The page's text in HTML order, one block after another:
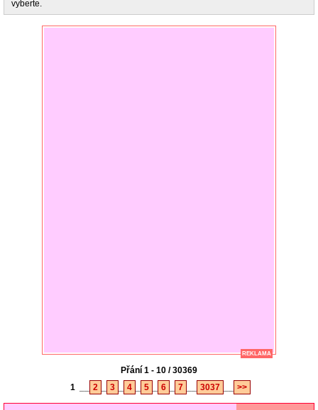
vyberte.
REKLAMA
Přání 1 - 10 / 30369
1
2 3 4 5 6 7 3037 >>